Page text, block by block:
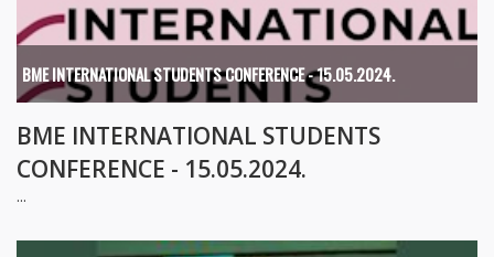
BME INTERNATIONAL STUDENTS CONFERENCE - 15.05.2024.
BME INTERNATIONAL STUDENTS
CONFERENCE - 15.05.2024.
...